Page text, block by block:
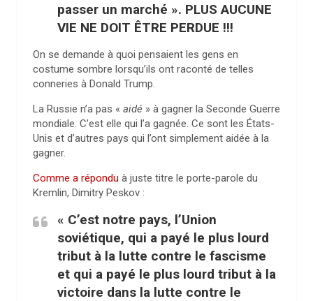
passer un marché ». PLUS AUCUNE
VIE NE DOIT ÊTRE PERDUE !!!
On se demande à quoi pensaient les gens en
costume sombre lorsqu’ils ont raconté de telles
conneries à Donald Trump.
La Russie n’a pas « aidé » à gagner la Seconde Guerre
mondiale. C’est elle qui l’a gagnée. Ce sont les États-
Unis et d’autres pays qui l’ont simplement aidée à la
gagner.
Comme a répondu à juste titre le porte-parole du
Kremlin, Dimitry Peskov :
« C’est notre pays, l’Union
soviétique, qui a payé le plus lourd
tribut à la lutte contre le fascisme
et qui a payé le plus lourd tribut à la
victoire dans la lutte contre le